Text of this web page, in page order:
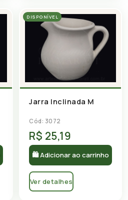
DISPONÍVEL
Jarra Inclinada M
Cód: 3072
R$ 25,19
🛍 Adicionar ao carrinho
Ver detalhes